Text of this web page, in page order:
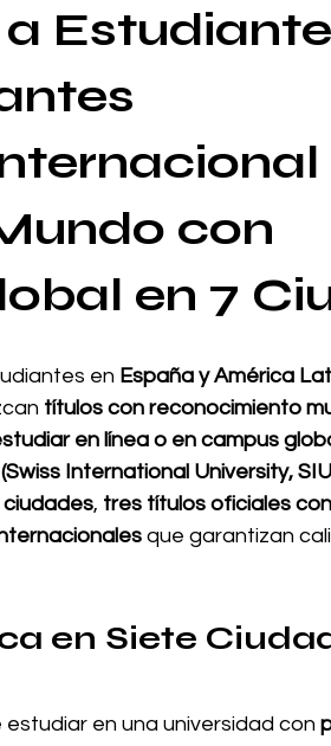
con
en 7
en España y América
títulos con reconocimiento
en línea o en campus
International University,
ciudades, tres títulos oficiales
que garantizan
en Siete
en una universidad con